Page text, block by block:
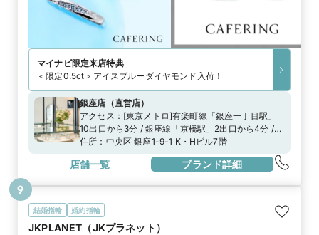
マイナビ限定来店特典
＜限定0.5ct＞アイスブルーダイヤモンド入荷！
銀座店 （直営店）
アクセス： [東京メトロ]有楽町線「銀座一丁目駅」
10出口から3分 / 銀座線「京橋駅」2出口から4分 /
日比谷線、銀座線、丸の内線「銀座駅」A8出口から
8分都営浅草線「宝町駅」A3出口から5分[JR]「有楽
町駅」中央口から7分
住所： 中央区 銀座1-9-1 K・Hビル7階
店舗一覧 ブランド詳細
結婚指輪 婚約指輪
JKPLANET（JKプラネット）
9